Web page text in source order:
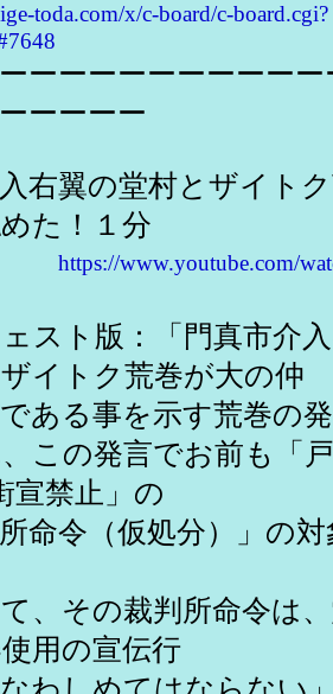
toda.com/x/c-board/c-board.cgi?
ーーーーーーーーー
ーーーー
右翼の堂村とザイト
た！１分
https://www.youtube.com/
版：「門真市介入
イトク荒巻が大の仲
る事を示す荒巻の
の発言でお前も「戸
宣禁止」の
（仮処分）」の対
の裁判所命令は、
用の宣伝行